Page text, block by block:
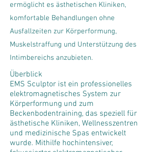
ermöglicht es ästhetischen Kliniken,
komfortable Behandlungen ohne
Ausfallzeiten zur Körperformung,
Muskelstraffung und Unterstützung des
Intimbereichs anzubieten.
Überblick
EMS Sculptor ist ein professionelles
elektromagnetisches System zur
Körperformung und zum
Beckenbodentraining, das speziell für
ästhetische Kliniken, Wellnesszentren
und medizinische Spas entwickelt
wurde. Mithilfe hochintensiver,